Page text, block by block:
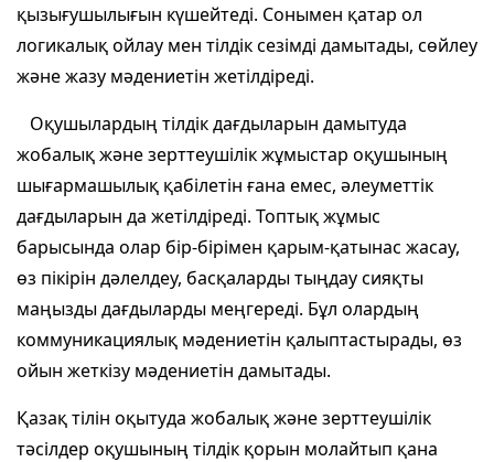
қызығушылығын күшейтеді. Сонымен қатар ол
логикалық ойлау мен тілдік сезімді дамытады, сөйлеу
және жазу мәдениетін жетілдіреді.
Оқушылардың тілдік дағдыларын дамытуда
жобалық және зерттеушілік жұмыстар оқушының
шығармашылық қабілетін ғана емес, әлеуметтік
дағдыларын да жетілдіреді. Топтық жұмыс
барысында олар бір-бірімен қарым-қатынас жасау,
өз пікірін дәлелдеу, басқаларды тыңдау сияқты
маңызды дағдыларды меңгереді. Бұл олардың
коммуникациялық мәдениетін қалыптастырады, өз
ойын жеткізу мәдениетін дамытады.
Қазақ тілін оқытуда жобалық және зерттеушілік
тәсілдер оқушының тілдік қорын молайтып қана